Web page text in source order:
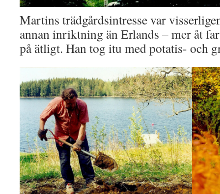
Martins trädgårdsintresse var
annan inriktning än Erlands – mer åt
på ätligt. Han tog itu med potatis- och